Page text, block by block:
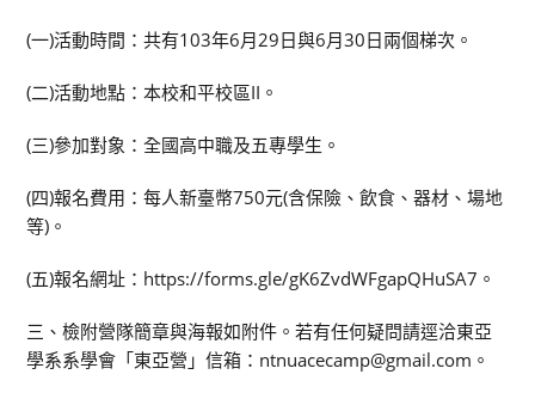
(一)活動時間：共有103年6月29日與6月30日兩個梯次。
(二)活動地點：本校和平校區II。
(三)參加對象：全國高中職及五專學生。
(四)報名費用：每人新臺幣750元(含保險、飲食、器材、場地
等)。
(五)報名網址：https://forms.gle/gK6ZvdWFgapQHuSA7。
三、檢附營隊簡章與海報如附件。若有任何疑問請逕洽東亞
學系系學會「東亞營」信箱：ntnuacecamp@gmail.com。